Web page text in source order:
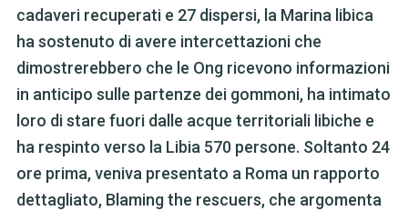
cadaveri recuperati e 27 dispersi, la Marina libica
ha sostenuto di avere intercettazioni che
dimostrerebbero che le Ong ricevono informazioni
in anticipo sulle partenze dei gommoni, ha intimato
loro di stare fuori dalle acque territoriali libiche e
ha respinto verso la Libia 570 persone. Soltanto 24
ore prima, veniva presentato a Roma un rapporto
dettagliato, Blaming the rescuers, che argomenta